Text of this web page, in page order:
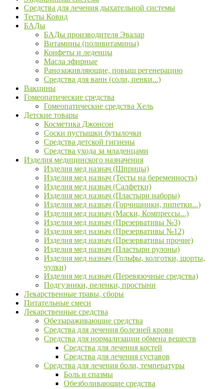
Средства для лечения дыхательной системы
Тесты Ковид
БАДы
БАДы производителя Эвалар
Витамины (поливитамины)
Конфеты и леденцы
Масла эфирные
Ранозаживляющие, повыш регенерацию
Средства для ванн (соли, пенки...)
Вакцины
Гомеопатические средства
Гомеопатические средства Хель
Детские товары
Косметика Джонсон
Соски пустышки бутылочки
Средства детской гигиены
Средства ухода за младенцами
Изделия медицинского назначения
Изделия мед назнач (Шприцы)
Изделия мед назнач (Тесты на беременность)
Изделия мед назнач (Салфетки)
Изделия мед назнач (Пластыри наборы)
Изделия мед назнач (Горчишники, пипетки...)
Изделия мед назнач (Маски, Компрессы...)
Изделия мед назнач (Презервативы №3)
Изделия мед назнач (Презервативы №12)
Изделия мед назнач (Презервативы прочие)
Изделия мед назнач (Пластыри рулоны)
Изделия мед назнач (Гольфы, колготки, шорты,
чулки)
Изделия мед назнач (Перевязочные средства)
Подгузники, пеленки, простыни
Лекарственные травы, сборы
Питательные смеси
Лекарственные средства
Обеззараживающие средства
Средства для лечения болезней крови
Средства для нормализации обмена веществ
Средства для лечения костей
Средства для лечения суставов
Средства для лечения боли, температуры
Боль и спазмы
Обезболивающие средства